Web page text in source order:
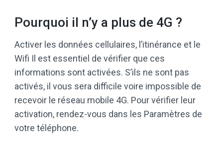
Pourquoi il n’y a plus de 4G ?
Activer les données cellulaires, l’itinérance et le
Wifi Il est essentiel de vérifier que ces
informations sont activées. S’ils ne sont pas
activés, il vous sera difficile voire impossible de
recevoir le réseau mobile 4G. Pour vérifier leur
activation, rendez-vous dans les Paramètres de
votre téléphone.